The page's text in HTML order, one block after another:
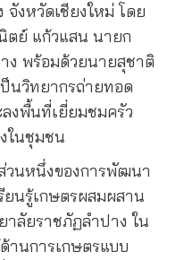
งหวัดเชียงใหม่ โดย
ตย์ แก้วแสน นายก
ง พร้อมด้วยนายสุชาติ
นวิทยากรถ่ายทอด
งพื้นที่เยี่ยมชมครัว
ในชุมชน
วนหนึ่งของการพัฒนา
ยนรู้เกษตรผสมผสาน
ลัยราชภัฏลำปาง ใน
านการเกษตรแบบ